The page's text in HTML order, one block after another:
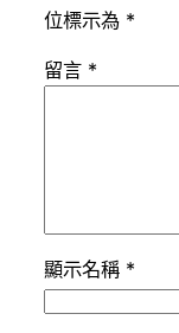
位標示為 *
留言 *
顯示名稱 *